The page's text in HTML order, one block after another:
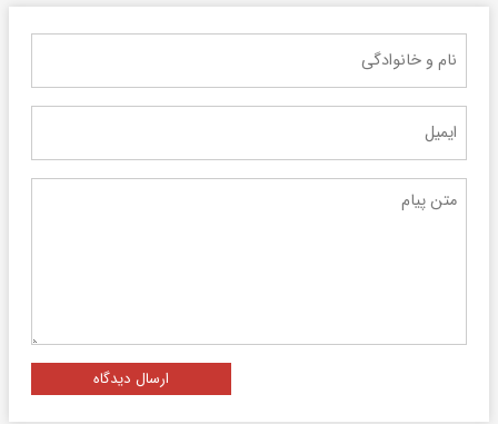
ارسال دیدگاه